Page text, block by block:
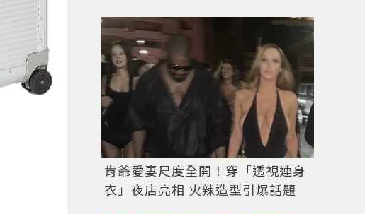
肯爺愛妻尺度全開！穿「透視連身
衣」夜店亮相 火辣造型引爆話題